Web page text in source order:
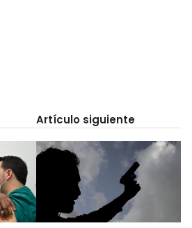
Artículo siguiente